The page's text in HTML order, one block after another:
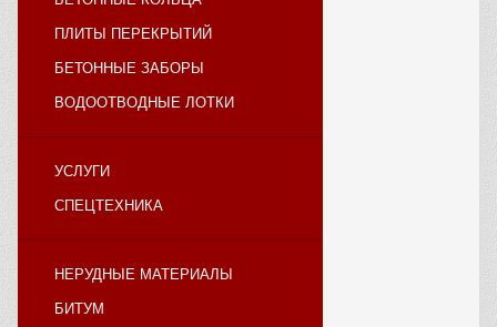
ПЛИТЫ ПЕРЕКРЫТИЙ
БЕТОННЫЕ ЗАБОРЫ
ВОДООТВОДНЫЕ ЛОТКИ
УСЛУГИ
СПЕЦТЕХНИКА
НЕРУДНЫЕ МАТЕРИАЛЫ
БИТУМ